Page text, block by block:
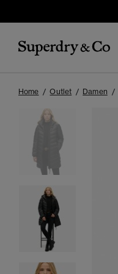
Home Outlet Damen